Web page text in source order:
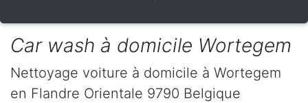
Car wash à domicile Wortegem
Nettoyage voiture à domicile à Wortegem
en Flandre Orientale 9790 Belgique